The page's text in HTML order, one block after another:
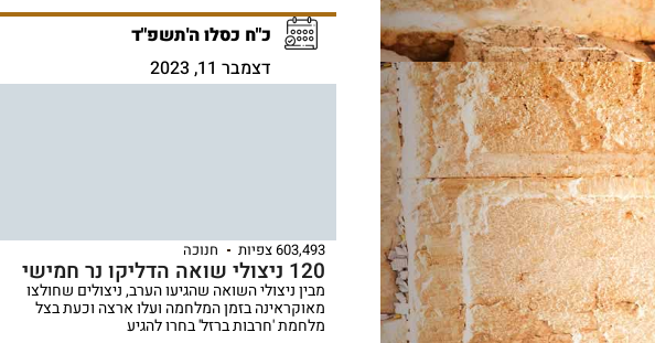
כ"ח כסלו ה'תשפ"ד
דצמבר 11, 2023
603,493 צפיות חנוכה
120 ניצולי שואה הדליקו נר חמישי
מבין ניצולי השואה שהגיעו הערב, ניצולים שחולצו
מאוקראינה בזמן המלחמה ועלו ארצה וכעת בצל
מלחמת 'חרבות ברזל' בחרו להגיע